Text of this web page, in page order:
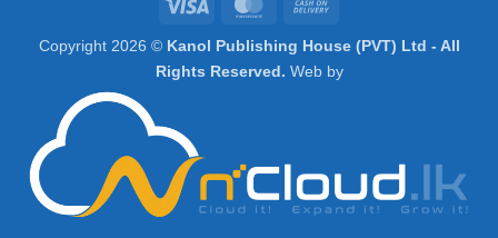
Visa MasterCard
Delivery
Copyright 2026 © Kanol Publishing House (PVT) Ltd - All
Rights Reserved. Web by